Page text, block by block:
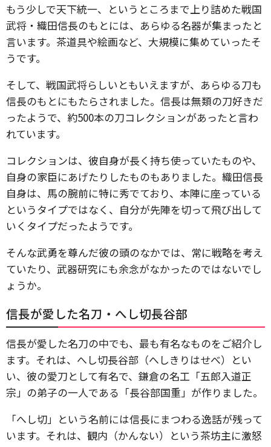
もう少しで天下統一、というところまで上り詰めた戦国
武将・織田信長のもとには、あらゆる名器が集まったと
言います。茶道具や絵画など、大規模に集めていったそ
うです。
そして、戦国武将らしいともいえますが、あらゆる刀も
信長のもとにもたらされました。信長は無類の刀好きだ
ったようで、約500本の刀コレクションがあったと言わ
れています。
コレクションは、彼自身が長く持ち使っていたものや、
自身の家臣にあげたりしたものもありました。織田信長
自身は、馬の腕前に特に秀でており、本陣に座っている
というタイプではなく、自分が先陣を切って飛び出して
いくタイプだったようです。
そんな武勇を尊んだ彼の頭のなかでは、常に戦略を考え
ていたり、武器研究にも余念がなかったのではないでし
ょうか。
信長が愛した名刀・へし切長谷部
信長が愛した名刀の中でも、最も有名なものをご紹介し
ます。それは、へし切長谷部（へしきりはせべ）とい
い、彼の愛刀として有名で、鎌倉の名工「五郎入道正
宗」の弟子の一人である「長谷部国重」が作りました。
「へし切」という名前には信長にまつわる逸話が残って
います。それは、観内（かんない）という茶坊主に激怒